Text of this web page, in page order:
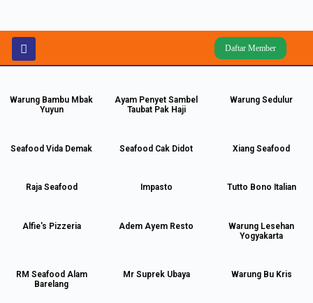
Daftar Member
Warung Bambu Mbak
Yuyun
Ayam Penyet Sambel
Taubat Pak Haji
Warung Sedulur
Seafood Vida Demak Seafood Cak Didot Xiang Seafood
Raja Seafood Impasto Tutto Bono Italian
Alfie's Pizzeria Adem Ayem Resto
Warung Lesehan
Yogyakarta
RM Seafood Alam
Barelang
Mr Suprek Ubaya Warung Bu Kris